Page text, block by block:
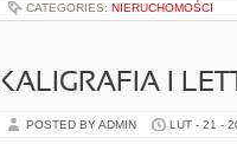
CATEGORIES: NIERUCHOMOŚCI
KALIGRAFIA I
POSTED BY ADMIN LUT - 21 -